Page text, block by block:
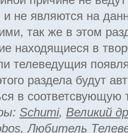
и не являются на
так же в этом
находящиеся в
телеведущия
раздела будут
в соответсвующую
Schumi, Великий
,Любитель